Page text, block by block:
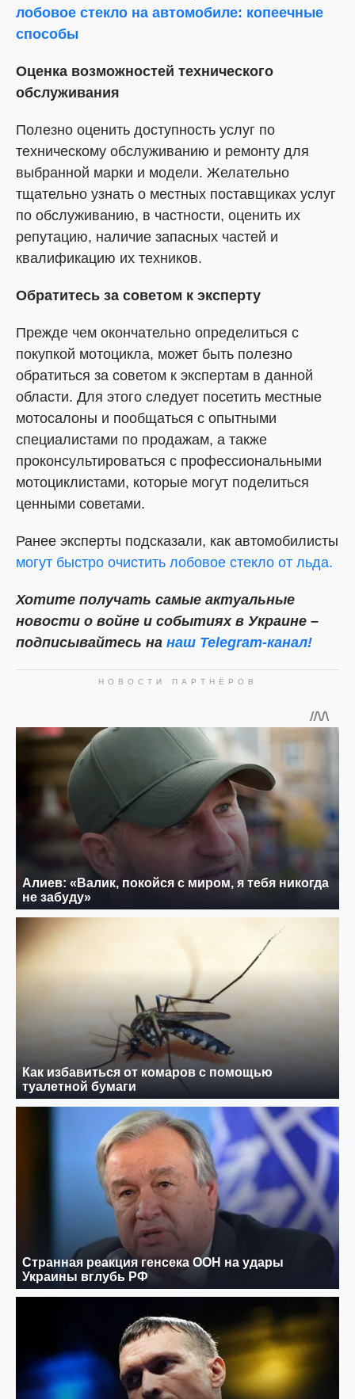
лобовое стекло на автомобиле: копеечные
способы
Оценка возможностей технического
обслуживания
Полезно оценить доступность услуг по
техническому обслуживанию и ремонту для
выбранной марки и модели. Желательно
тщательно узнать о местных поставщиках услуг
по обслуживанию, в частности, оценить их
репутацию, наличие запасных частей и
квалификацию их техников.
Обратитесь за советом к эксперту
Прежде чем окончательно определиться с
покупкой мотоцикла, может быть полезно
обратиться за советом к экспертам в данной
области. Для этого следует посетить местные
мотосалоны и пообщаться с опытными
специалистами по продажам, а также
проконсультироваться с профессиональными
мотоциклистами, которые могут поделиться
ценными советами.
Ранее эксперты подсказали, как автомобилисты
могут быстро очистить лобовое стекло от льда.
Хотите получать самые актуальные
новости о войне и событиях в Украине –
подписывайтесь на наш Telegram-канал!